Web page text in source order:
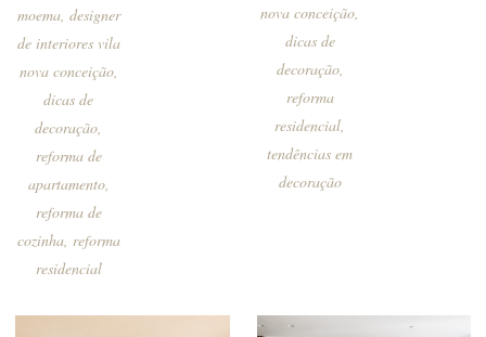
moema, designer
de interiores vila
nova conceição,
dicas de
decoração,
reforma de
apartamento,
reforma de
cozinha, reforma
residencial
nova conceição
dicas de
decoração,
reforma
residencial
tendências em
decoração